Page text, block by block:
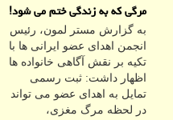
مرگی که به زندگی ختم می شود!
به گزارش مستر لمون، رئیس
انجمن اهدای عضو ایرانی ها با
تکیه بر نقش آگاهی خانواده ها
اظهار داشت: ثبت رسمی
تمایل به اهدای عضو می تواند
در لحظه مرگ مغزی،